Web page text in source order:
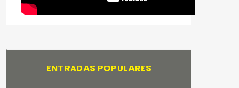
ENTRADAS POPULARES